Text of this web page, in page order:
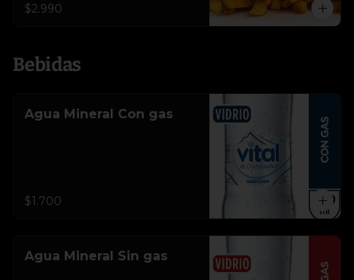
$2.990
Bebidas
Agua Mineral Con gas
$1.700
Agua Mineral Sin gas